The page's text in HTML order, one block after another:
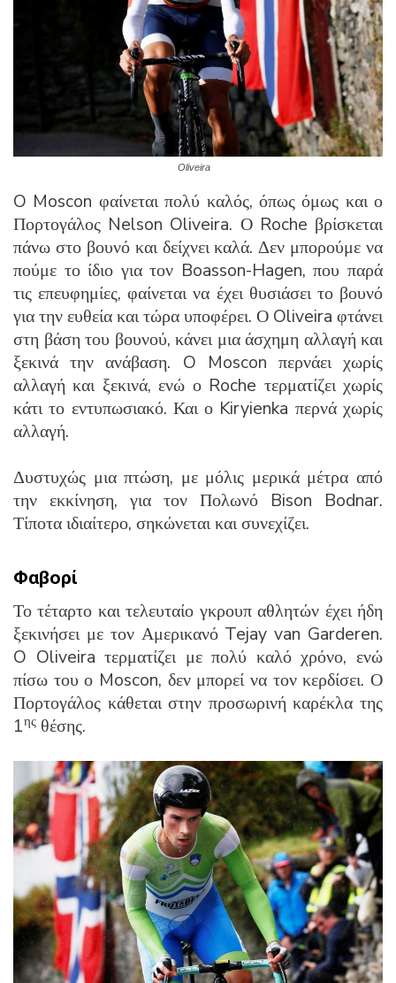
Oliveira
O Moscon φαίνεται πολύ καλός, όπως όμως και ο
Πορτογάλος Nelson Oliveira. Ο Roche βρίσκεται
πάνω στο βουνό και δείχνει καλά. Δεν μπορούμε να
πούμε το ίδιο για τον Boasson-Hagen, που παρά
τις επευφημίες, φαίνεται να έχει θυσιάσει το βουνό
για την ευθεία και τώρα υποφέρει. Ο Oliveira φτάνει
στη βάση του βουνού, κάνει μια άσχημη αλλαγή και
ξεκινά την ανάβαση. O Moscon περνάει χωρίς
αλλαγή και ξεκινά, ενώ ο Roche τερματίζει χωρίς
κάτι το εντυπωσιακό. Και ο Kiryienka περνά χωρίς
αλλαγή.
Δυστυχώς μια πτώση, με μόλις μερικά μέτρα από
την εκκίνηση, για τον Πολωνό Bison Bodnar.
Τίποτα ιδιαίτερο, σηκώνεται και συνεχίζει.
Φαβορί
Το τέταρτο και τελευταίο γκρουπ αθλητών έχει ήδη
ξεκινήσει με τον Αμερικανό Tejay van Garderen.
O Oliveira τερματίζει με πολύ καλό χρόνο, ενώ
πίσω του ο Moscon, δεν μπορεί να τον κερδίσει. Ο
Πορτογάλος κάθεται στην προσωρινή καρέκλα της
1ης θέσης.